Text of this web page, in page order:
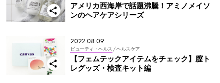
アメリカ西海岸で話題沸騰！アミノメイソ
ンのヘアケアシリーズ
2022.08.09
ビューティ・ヘルス / ヘルスケア
【フェムテックアイテムをチェック】膣ト
レグッズ・検査キット編